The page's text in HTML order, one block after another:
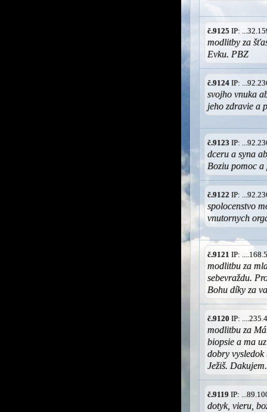
č.9125 IP:
modlitby za
Evku. PBZ
č.9124 IP:
svojho vnuka
jeho zdravie a
č.9123 IP:
dceru a syna
Boziu pomoc
č.9122 IP:
spolocenstvo
vnutornych
č.9121 IP:
modlitbu za
sebevraždu.
Bohu díky za
č.9120 IP:
modlitbu za
biopsie a ma
dobry
Ježiš.
č.9119 IP:
dotyk, vieru,